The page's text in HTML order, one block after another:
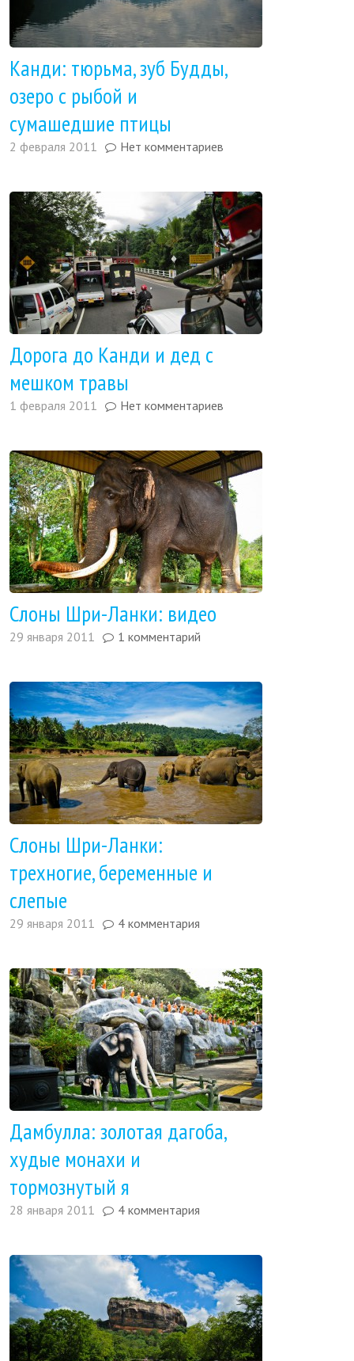
Канди: тюрьма, зуб Будды,
озеро с рыбой и
сумашедшие птицы
2 февраля 2011 Нет комментариев
Дорога до Канди и дед с
мешком травы
1 февраля 2011 Нет комментариев
Слоны Шри-Ланки: видео
29 января 2011 1 комментарий
Слоны Шри-Ланки:
трехногие, беременные и
слепые
29 января 2011 4 комментария
Дамбулла: золотая дагоба,
худые монахи и
тормознутый я
28 января 2011 4 комментария